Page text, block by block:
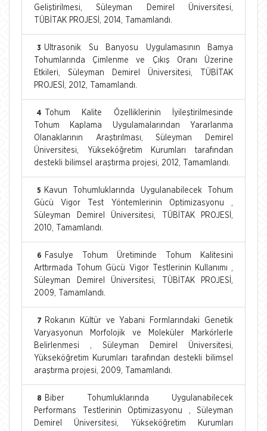
Geliştirilmesi, Süleyman Demirel Üniversitesi,
TÜBİTAK PROJESİ, 2014, Tamamlandı.
3 Ultrasonik Su Banyosu Uygulamasının Bamya
Tohumlarında Çimlenme ve Çıkış Oranı Üzerine
Etkileri, Süleyman Demirel Üniversitesi, TÜBİTAK
PROJESİ, 2012, Tamamlandı.
4
Tohum Kalite Özelliklerinin İyileştirilmesinde
Tohum Kaplama Uygulamalarından Yararlanma
Olanaklarının Araştırılması, Süleyman Demirel
Üniversitesi, Yükseköğretim Kurumları tarafından
destekli bilimsel araştırma projesi, 2012, Tamamlandı.
5
Kavun Tohumluklarında Uygulanabilecek Tohum
Gücü Vigor Test Yöntemlerinin Optimizasyonu ,
Süleyman Demirel Üniversitesi, TÜBİTAK PROJESİ,
2010, Tamamlandı.
6
Fasulye Tohum Üretiminde Tohum Kalitesini
Arttırmada Tohum Gücü Vigor Testlerinin Kullanımı ,
Süleyman Demirel Üniversitesi, TÜBİTAK PROJESİ,
2009, Tamamlandı.
7
Rokanın Kültür ve Yabani Formlarındaki Genetik
Varyasyonun Morfolojik ve Moleküler Markörlerle
Belirlenmesi , Süleyman Demirel Üniversitesi,
Yükseköğretim Kurumları tarafından destekli bilimsel
araştırma projesi, 2009, Tamamlandı.
8
Biber Tohumluklarında Uygulanabilecek
Performans Testlerinin Optimizasyonu , Süleyman
Demirel Üniversitesi, Yükseköğretim Kurumları